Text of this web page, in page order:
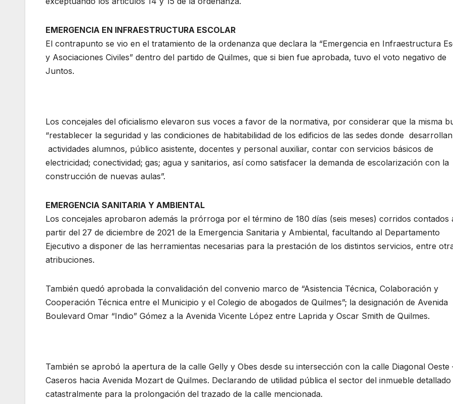
EMERGENCIA EN INFRAESTRUCTURA ESCOLAR
El contrapunto se vio en el tratamiento de la ordenanza que declara la “Emergencia en Infraestructura
y Asociaciones Civiles” dentro del partido de Quilmes, que si bien fue aprobada, tuvo el voto negativo de
Juntos.
Los concejales del oficialismo elevaron sus voces a favor de la normativa, por considerar que la misma
“restablecer la seguridad y las condiciones de habitabilidad de los edificios de las sedes donde desarrollan
actividades alumnos, público asistente, docentes y personal auxiliar, contar con servicios básicos de
electricidad; conectividad; gas; agua y sanitarios, así como satisfacer la demanda de escolarización con la
construcción de nuevas aulas”.
EMERGENCIA SANITARIA Y AMBIENTAL
Los concejales aprobaron además la prórroga por el término de 180 días (seis meses) corridos contados
partir del 27 de diciembre de 2021 de la Emergencia Sanitaria y Ambiental, facultando al Departamento
Ejecutivo a disponer de las herramientas necesarias para la prestación de los distintos servicios, entre
atribuciones.
También quedó aprobada la convalidación del convenio marco de “Asistencia Técnica, Colaboración y
Cooperación Técnica entre el Municipio y el Colegio de abogados de Quilmes”; la designación de Avenida
Boulevard Omar “Indio” Gómez a la Avenida Vicente López entre Laprida y Oscar Smith de Quilmes.
También se aprobó la apertura de la calle Gelly y Obes desde su intersección con la calle Diagonal Oeste
Caseros hacia Avenida Mozart de Quilmes. Declarando de utilidad pública el sector del inmueble detallado
catastralmente para la prolongación del trazado de la calle mencionada.